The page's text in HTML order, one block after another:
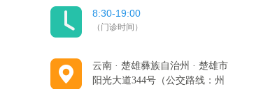
8:30-19:00
（门诊时间）
云南 · 楚雄彝族自治州 · 楚雄市
阳光大道344号（公交路线：州